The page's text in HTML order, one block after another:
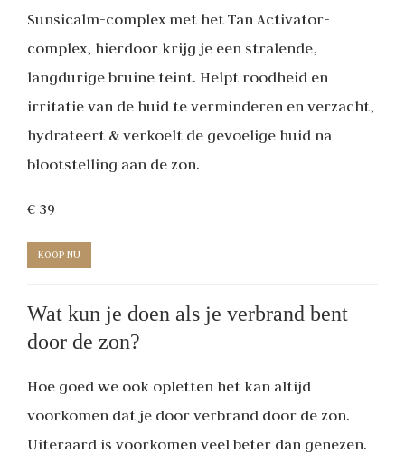
Sunsicalm-complex met het Tan Activator-
complex, hierdoor krijg je een stralende,
langdurige bruine teint. Helpt roodheid en
irritatie van de huid te verminderen en verzacht,
hydrateert & verkoelt de gevoelige huid na
blootstelling aan de zon.
€ 39
KOOP NU
Wat kun je doen als je verbrand bent
door de zon?
Hoe goed we ook opletten het kan altijd
voorkomen dat je door verbrand door de zon.
Uiteraard is voorkomen veel beter dan genezen.